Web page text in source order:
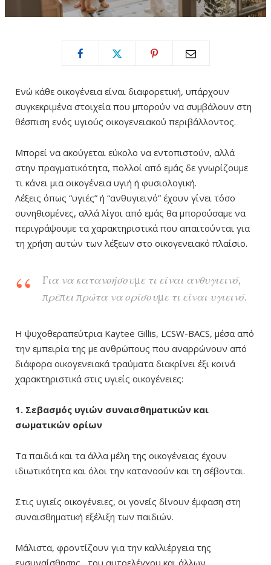
Ενώ κάθε οικογένεια είναι διαφορετική, υπάρχουν
συγκεκριμένα στοιχεία που μπορούν να συμβάλουν στη
θέσπιση ενός υγιούς οικογενειακού περιβάλλοντος.
Μπορεί να ακούγεται εύκολο να εντοπιστούν, αλλά
στην πραγματικότητα, πολλοί από εμάς δε γνωρίζουμε
τι κάνει μια οικογένεια υγιή ή φυσιολογική.
Λέξεις όπως “υγιές” ή “ανθυγιεινό” έχουν γίνει τόσο
συνηθισμένες, αλλά λίγοι από εμάς θα μπορούσαμε να
περιγράψουμε τα χαρακτηριστικά που απαιτούνται για
τη χρήση αυτών των λέξεων στο οικογενειακό πλαίσιο.
Για να κατανοήσουμε τι είναι ανθυγιεινό,
πρέπει πρώτα να ορίσουμε τι είναι υγιεινό.
Η ψυχοθεραπεύτρια Kaytee Gillis, LCSW-BACS, μέσα από
την εμπειρία της με ανθρώπους που αναρρώνουν από
διάφορα οικογενειακά τραύματα διακρίνει έξι κοινά
χαρακτηριστικά στις υγιείς οικογένειες:
1. Σεβασμός υγιών συναισθηματικών και
σωματικών ορίων
Τα παιδιά και τα άλλα μέλη της οικογένειας έχουν
ιδιωτικότητα και όλοι την κατανοούν και τη σέβονται.
Στις υγιείς οικογένειες, οι γονείς δίνουν έμφαση στη
συναισθηματική εξέλιξη των παιδιών.
Μάλιστα, φροντίζουν για την καλλιέργεια της
ενσυναίσθησης , του αυτοελέγχου και άλλων